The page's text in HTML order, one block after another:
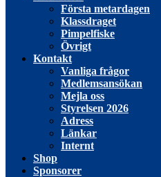
Första metardagen
Klassdraget
Pimpelfiske
Övrigt
Kontakt
Vanliga frågor
Medlemsansökan
Mejla oss
Styrelsen 2026
Adress
Länkar
Internt
Shop
Sponsorer